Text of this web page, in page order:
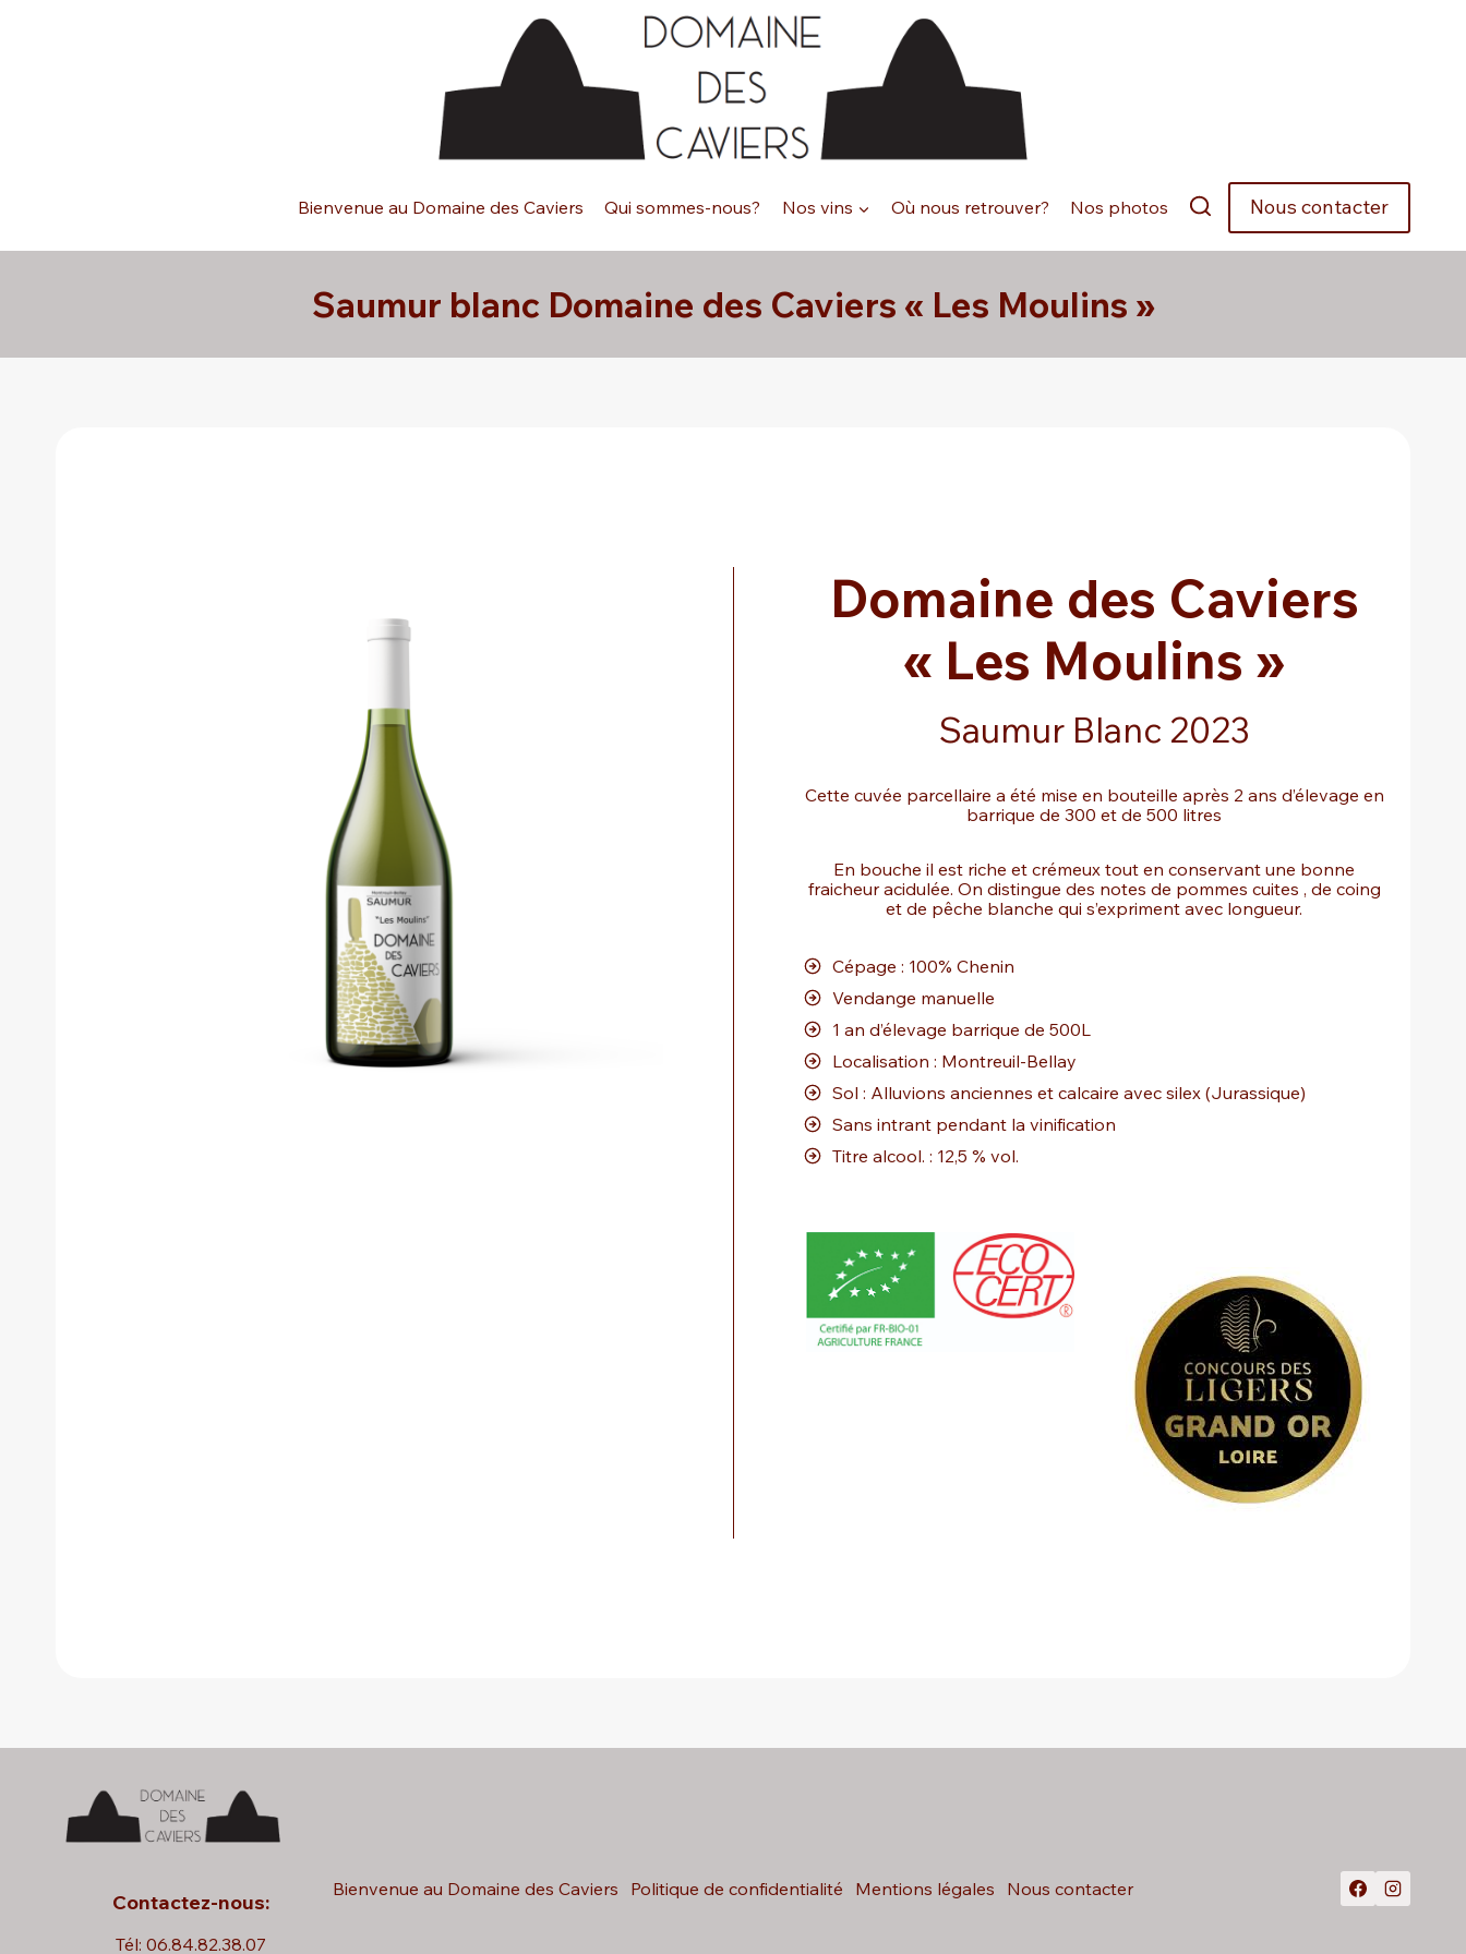
Bienvenue au Domaine des Caviers Qui sommes-nous? Nos vins Où nous retrouver? Nos photos Nous contacter
Saumur blanc Domaine des Caviers « Les Moulins »
Domaine des Caviers
« Les Moulins »
Saumur Blanc 2023
Cette cuvée parcellaire a été mise en bouteille après 2 ans d’élevage en
barrique de 300 et de 500 litres
En bouche il est riche et crémeux tout en conservant une bonne
fraicheur acidulée. On distingue des notes de pommes cuites , de coing
et de pêche blanche qui s’expriment avec longueur.
Cépage : 100% Chenin
Vendange manuelle
1 an d’élevage barrique de 500L
Localisation : Montreuil-Bellay
Sol : Alluvions anciennes et calcaire avec silex (Jurassique)
Sans intrant pendant la vinification
Titre alcool. : 12,5 % vol.
Contactez-nous:
Tél: 06.84.82.38.07
Bienvenue au Domaine des Caviers Politique de confidentialité Mentions légales Nous contacter